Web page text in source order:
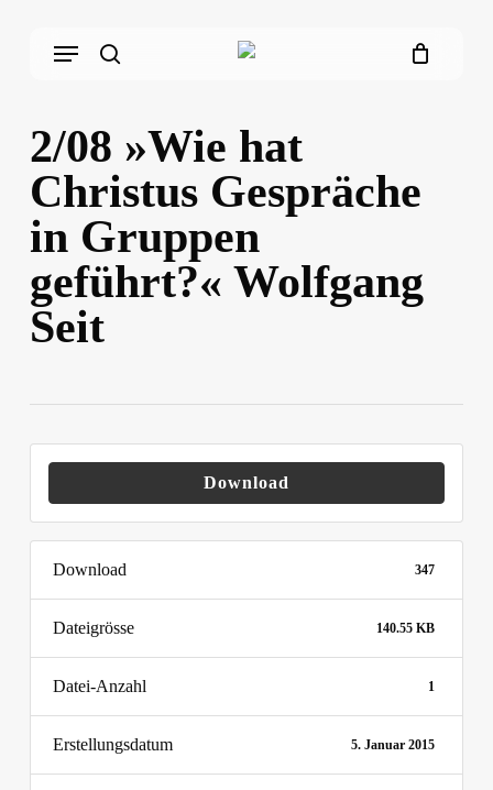
Menu
2/08 »Wie hat
Christus Gespräche
in Gruppen
geführt?« Wolfgang
Seit
Download
Download 347
Dateigrösse 140.55 KB
Datei-Anzahl 1
Erstellungsdatum 5. Januar 2015